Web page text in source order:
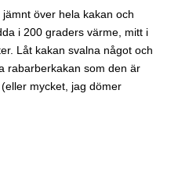
över hela kakan och
i 200 graders värme, mitt i
Låt kakan svalna något och
rabarberkakan som den är
mycket, jag dömer